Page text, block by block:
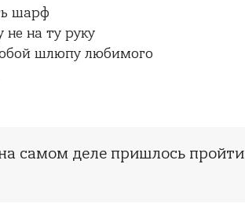
шарф
не на ту руку
шлюпу любимого
самом деле пришлось пройти